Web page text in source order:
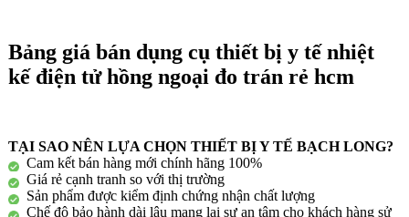
Bảng giá bán dụng cụ thiết bị y tế nhiệt
kế điện tử hồng ngoại đo trán rẻ hcm
TẠI SAO NÊN LỰA CHỌN THIẾT BỊ Y TẾ BẠCH LONG?
Cam kết bán hàng mới chính hãng 100%
Giá rẻ cạnh tranh so với thị trường
Sản phẩm được kiểm định chứng nhận chất lượng
Chế độ bảo hành dài lâu mang lại sự an tâm cho khách hàng sử